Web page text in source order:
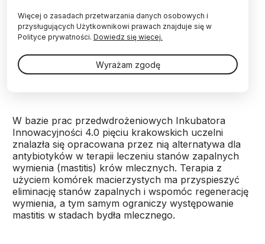
"Zawiesina komórek macierzystych wpływa
bezpośrednio na ograniczenie wzrostu bakterii,
takich jak gronkowiec złocisty czy E. coli, które są
podstawowymi patogenami wywołującymi kliniczne i
zapewnia dr inż. Joanna Pokorska z Uniwersytetu
Rolniczego w Krakowie, cytowana w materiale
W bazie prac przedwdrożeniowych Inkubatora
Innowacyjności 4.0 pięciu krakowskich uczelni
znalazła się opracowana przez nią alternatywa dla
antybiotyków w terapii leczeniu stanów zapalnych
wymienia (mastitis) krów mlecznych. Terapia z
użyciem komórek macierzystych ma przyspieszyć
eliminację stanów zapalnych i wspomóc regenerację
wymienia, a tym samym ograniczy występowanie
mastitis w stadach bydła mlecznego.
Więcej o zasadach przetwarzania danych osobowych i
przysługujących Użytkownikowi prawach znajduje się w
Polityce prywatności. Dowiedz się więcej.
Wyrażam zgodę